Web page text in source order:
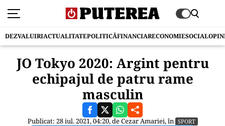
DEZVALUIRIACTUALITATEPOLITICĂFINANCIARECONOMIESOCIAL
JO Tokyo 2020: Argint pentru
echipajul de patru rame
masculin
Publicat: 28 iul. 2021, 04:20, deCezar Amariei, în SPORT